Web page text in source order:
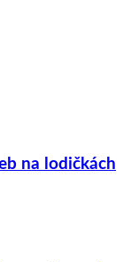
na lodičkách